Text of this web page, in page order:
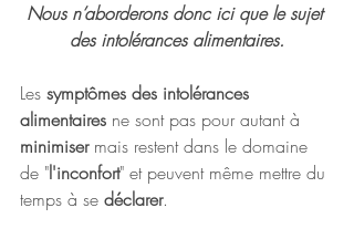
Nous n’aborderons donc ici que le sujet
des intolérances alimentaires.
Les symptômes des intolérances
alimentaires ne sont pas pour autant à
minimiser mais restent dans le domaine
de "l'inconfort" et peuvent même mettre du
temps à se déclarer.